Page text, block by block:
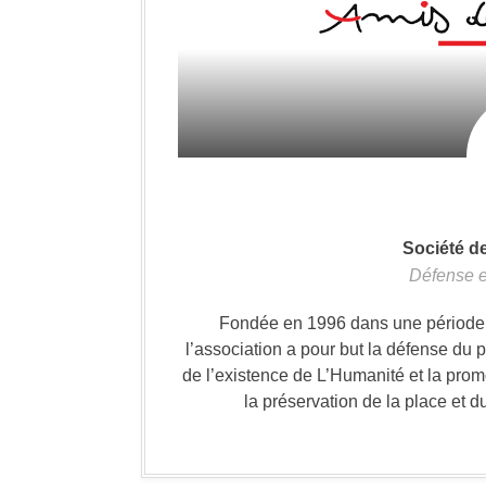
Société
Défense
Fondée en 1996 dans une
l’association a pour but la défense
de l’existence de L’Humanité et la
la préservation de la place et